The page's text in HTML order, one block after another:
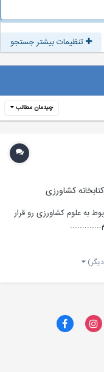
تنظیمات بیشتر جستجو
چیدمان مطالب
کشاورزی
به علوم کشاورزی رو قرار